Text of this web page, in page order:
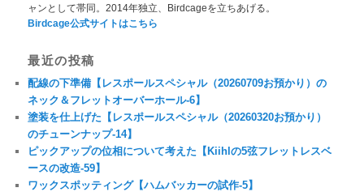
ャンとして帯同。2014年独立、Birdcageを立ちあげる。
Birdcage公式サイトはこちら
最近の投稿
配線の下準備【レスポールスペシャル（20260709お預かり）の
ネック＆フレットオーバーホール-6】
塗装を仕上げた【レスポールスペシャル（20260320お預かり）
のチューンナップ-14】
ピックアップの位相について考えた【Kiihlの5弦フレットレスベ
ースの改造-59】
ワックスポッティング【ハムバッカーの試作-5】